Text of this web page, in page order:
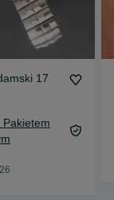
17
Pakietem